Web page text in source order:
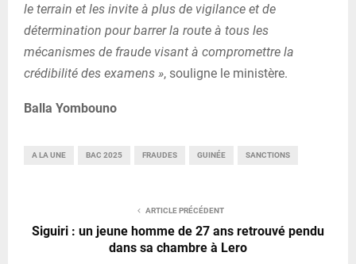
le terrain et les invite à plus de vigilance et de
détermination pour barrer la route à tous les
mécanismes de fraude visant à compromettre la
crédibilité des examens », souligne le ministère.
Balla Yombouno
A LA UNE BAC 2025 FRAUDES GUINÉE SANCTIONS
ARTICLE PRÉCÉDENT
Siguiri : un jeune homme de 27 ans retrouvé pendu
dans sa chambre à Lero